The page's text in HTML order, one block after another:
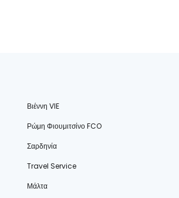
Βιέννη VIE
Ρώμη Φιουμιτσίνο FCO
Σαρδηνία
Travel Service
Μάλτα